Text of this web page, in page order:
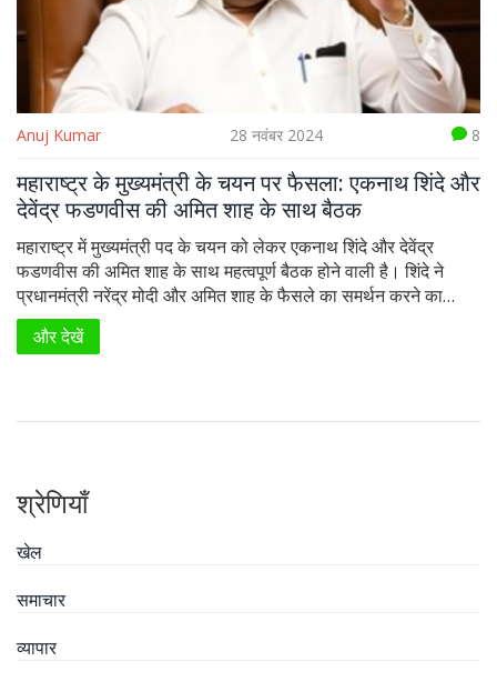
Anuj Kumar 28 नवंबर 2024 8
महाराष्ट्र के मुख्यमंत्री के चयन पर फैसला: एकनाथ शिंदे और
देवेंद्र फडणवीस की अमित शाह के साथ बैठक
महाराष्ट्र में मुख्यमंत्री पद के चयन को लेकर एकनाथ शिंदे और देवेंद्र
फडणवीस की अमित शाह के साथ महत्वपूर्ण बैठक होने वाली है। शिंदे ने
प्रधानमंत्री नरेंद्र मोदी और अमित शाह के फैसले का समर्थन करने का
निर्णय लिया है। यह बैठक राज्य की राजनीतिक दिशा को तय करने वाली
होगी। भाजपा के पास सबसे अधिक सीटें हैं, इसे देखते हुए फडणवीस
और देखें
श्रेणियाँ
खेल
समाचार
व्यापार